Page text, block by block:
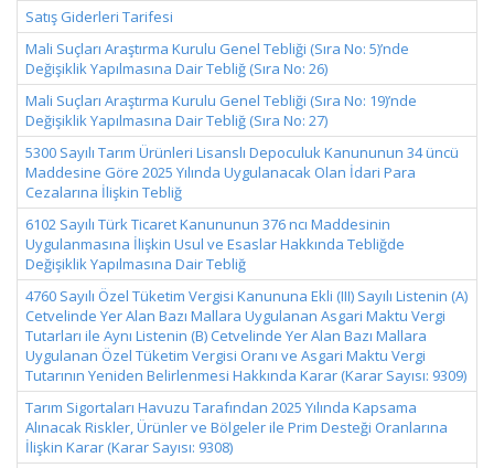
Satış Giderleri Tarifesi
Mali Suçları Araştırma Kurulu Genel Tebliği (Sıra No: 5)’nde
Değişiklik Yapılmasına Dair Tebliğ (Sıra No: 26)
Mali Suçları Araştırma Kurulu Genel Tebliği (Sıra No: 19)’nde
Değişiklik Yapılmasına Dair Tebliğ (Sıra No: 27)
5300 Sayılı Tarım Ürünleri Lisanslı Depoculuk Kanununun 34 üncü
Maddesine Göre 2025 Yılında Uygulanacak Olan İdari Para
Cezalarına İlişkin Tebliğ
6102 Sayılı Türk Ticaret Kanununun 376 ncı Maddesinin
Uygulanmasına İlişkin Usul ve Esaslar Hakkında Tebliğde
Değişiklik Yapılmasına Dair Tebliğ
4760 Sayılı Özel Tüketim Vergisi Kanununa Ekli (III) Sayılı Listenin (A)
Cetvelinde Yer Alan Bazı Mallara Uygulanan Asgari Maktu Vergi
Tutarları ile Aynı Listenin (B) Cetvelinde Yer Alan Bazı Mallara
Uygulanan Özel Tüketim Vergisi Oranı ve Asgari Maktu Vergi
Tutarının Yeniden Belirlenmesi Hakkında Karar (Karar Sayısı: 9309)
Tarım Sigortaları Havuzu Tarafından 2025 Yılında Kapsama
Alınacak Riskler, Ürünler ve Bölgeler ile Prim Desteği Oranlarına
İlişkin Karar (Karar Sayısı: 9308)